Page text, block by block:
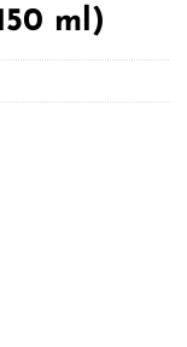
ml)